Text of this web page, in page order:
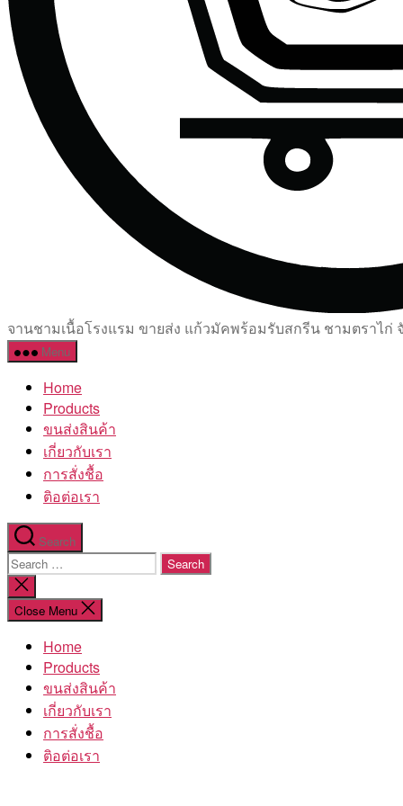
จานชามเนื้อโรงแรม ขายส่ง แก้วมัคพร้อมรับสกรีน ชามตราไก่
Menu
Home
Products
ขนส่งสินค้า
เกี่ยวกับเรา
การสั่งชื้อ
ติอต่อเรา
Search
Search
for:
Close
search
Close Menu
Home
Products
ขนส่งสินค้า
เกี่ยวกับเรา
การสั่งชื้อ
ติอต่อเรา